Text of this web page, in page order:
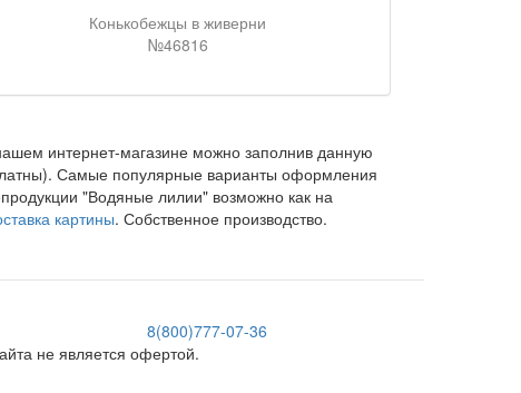
Конькобежцы в живерни
№46816
интернет-магазине можно заполнив данную
Самые популярные варианты оформления
"Водяные лилии" возможно как на
картины. Собственное производство.
8(800)777-07-36
не является офертой.